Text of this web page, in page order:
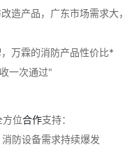
造产品，广东市场需求大，
万霖的消防产品性价比*
一次通过"
方位合作支持：
防设备需求持续爆发